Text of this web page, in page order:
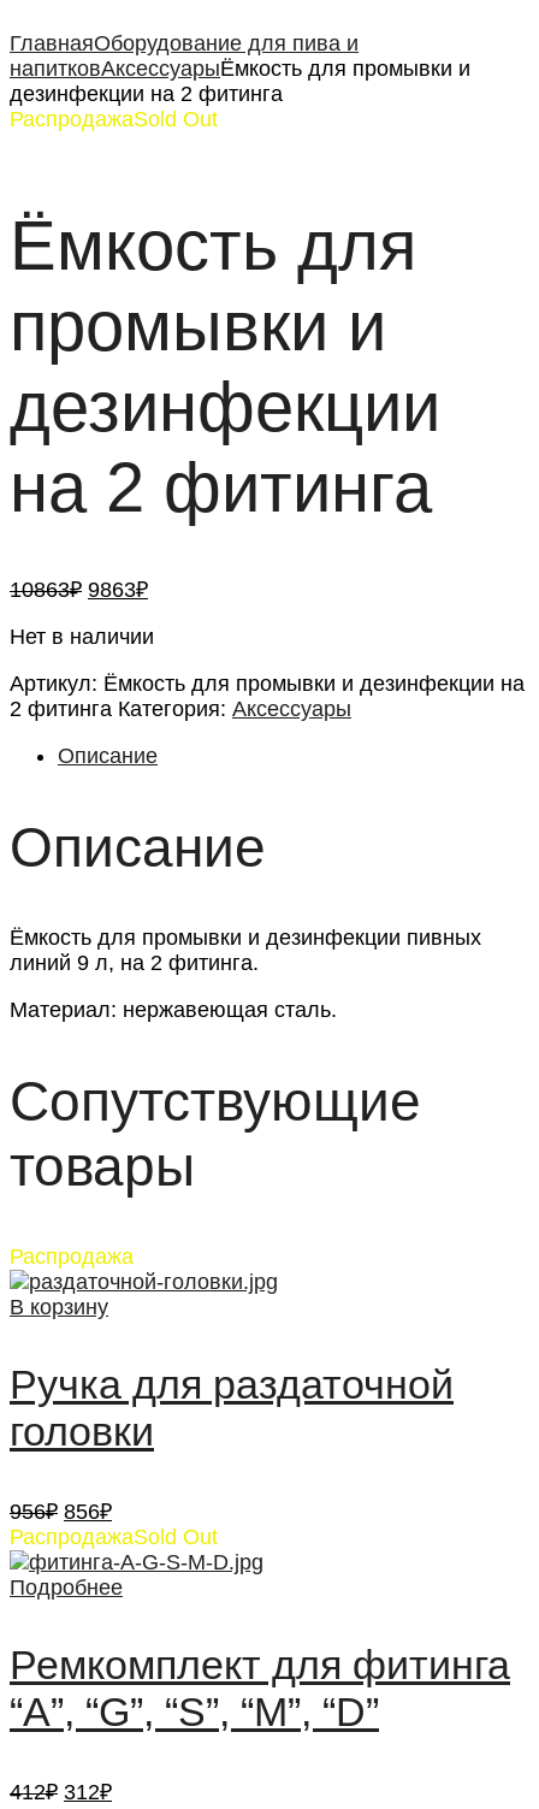
ГлавнаяОборудование для пива и
напитковАксессуарыЁмкость для промывки и
дезинфекции на 2 фитинга
РаспродажаSold Out
Ёмкость для
промывки и
дезинфекции
на 2 фитинга
10863₽ Первоначальная
составляла
9863₽Текущая
9863₽.
Нет в наличии
Артикул: Ёмкость для промывки и дезинфекции на
2 фитинга Категория: Аксессуары
Описание
Описание
Ёмкость для промывки и дезинфекции пивных
линий 9 л, на 2 фитинга.
Материал: нержавеющая сталь.
Сопутствующие
товары
Распродажа
В корзину
Ручка для раздаточной
головки
956₽ Первоначальная
цена
составляла
956₽.
856₽Текущая
цена:
856₽.
РаспродажаSold Out
Подробнее
Ремкомплект для фитинга
“А”, “G”, “S”, “M”, “D”
412₽ Первоначальная
312₽Текущая